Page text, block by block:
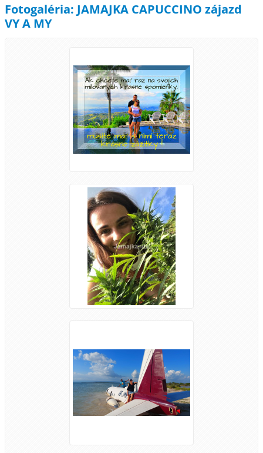
Fotogaléria: JAMAJKA CAPUCCINO zájazd
VY A MY